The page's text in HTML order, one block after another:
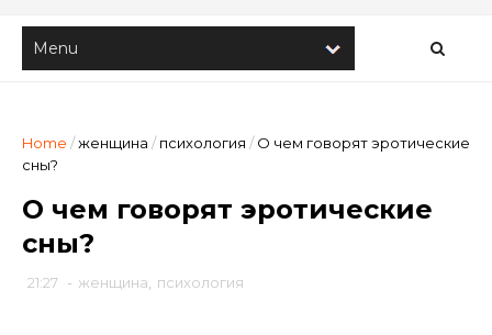
Home /женщина / психология / О чем говорят эротические
сны?
О чем говорят эротические
сны?
21:27 - женщина психология